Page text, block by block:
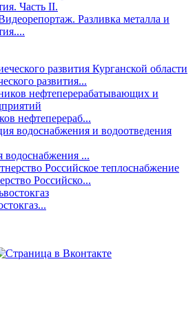
Разливка металла и
развития...
нефтеперераб...
водоснабжения ...
Российско...